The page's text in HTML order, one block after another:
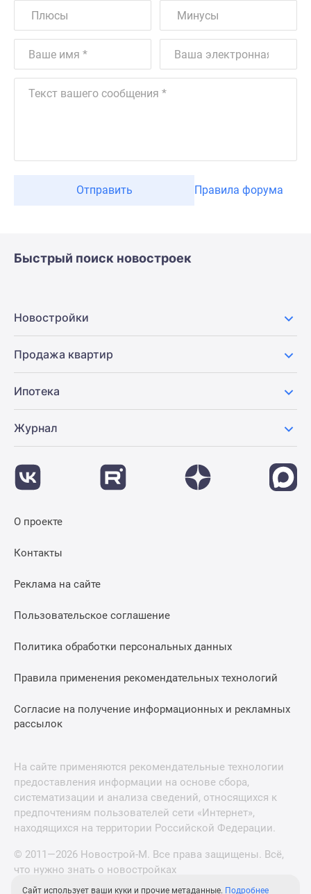
Отправить Правила форума
Быстрый поиск новостроек
Новостройки
Продажа квартир
Ипотека
Журнал
О проекте
Контакты
Реклама на сайте
Пользовательское соглашение
Политика обработки персональных данных
Правила применения рекомендательных технологий
Согласие на получение информационных и рекламных
рассылок
На сайте применяются рекомендательные технологии
предоставления информации на основе сбора,
систематизации и анализа сведений, относящихся к
предпочтениям пользователей сети «Интернет»,
находящихся на территории Российской Федерации.
© 2011—2026 Новострой-М. Все права защищены. Всё,
что нужно знать о новостройках
Сайт использует ваши куки и прочие метаданные. Подробнее